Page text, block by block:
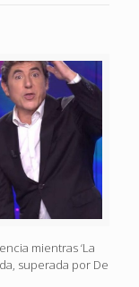
mientras ‘La
superada por De